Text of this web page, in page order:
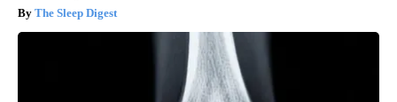
The Sleep Digest